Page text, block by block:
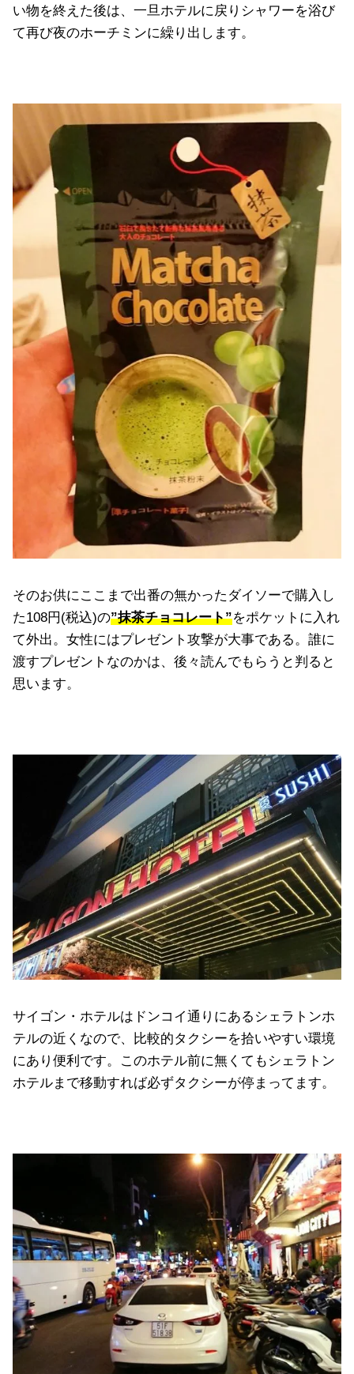
い物を終えた後は、一旦ホテルに戻りシャワーを浴び
て再び夜のホーチミンに繰り出します。
そのお供にここまで出番の無かったダイソーで購入し
た108円(税込)の”抹茶チョコレート”をポケットに入れ
て外出。女性にはプレゼント攻撃が大事である。誰に
渡すプレゼントなのかは、後々読んでもらうと判ると
思います。
サイゴン・ホテルはドンコイ通りにあるシェラトンホ
テルの近くなので、比較的タクシーを拾いやすい環境
にあり便利です。このホテル前に無くてもシェラトン
ホテルまで移動すれば必ずタクシーが停まってます。